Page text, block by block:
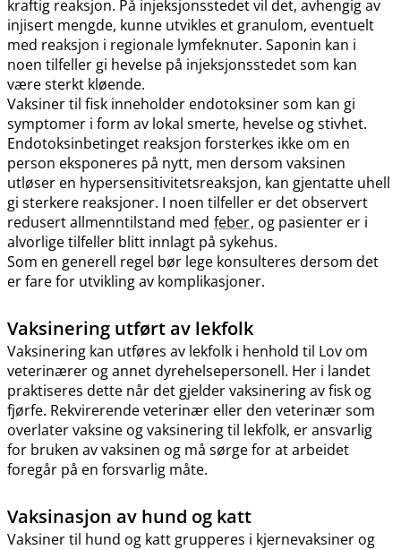
kraftig reaksjon. På injeksjonsstedet vil det, avhengig av
injisert mengde, kunne utvikles et granulom, eventuelt
med reaksjon i regionale lymfeknuter. Saponin kan i
noen tilfeller gi hevelse på injeksjonsstedet som kan
være sterkt kløende.
Vaksiner til fisk inneholder endotoksiner som kan gi
symptomer i form av lokal smerte, hevelse og stivhet.
Endotoksinbetinget reaksjon forsterkes ikke om en
person eksponeres på nytt, men dersom vaksinen
utløser en hypersensitivitetsreaksjon, kan gjentatte uhell
gi sterkere reaksjoner. I noen tilfeller er det observert
redusert allmenntilstand med feber, og pasienter er i
alvorlige tilfeller blitt innlagt på sykehus.
Som en generell regel bør lege konsulteres dersom det
er fare for utvikling av komplikasjoner.
Vaksinering utført av lekfolk
Vaksinering kan utføres av lekfolk i henhold til Lov om
veterinærer og annet dyrehelsepersonell. Her i landet
praktiseres dette når det gjelder vaksinering av fisk og
fjørfe. Rekvirerende veterinær eller den veterinær som
overlater vaksine og vaksinering til lekfolk, er ansvarlig
for bruken av vaksinen og må sørge for at arbeidet
foregår på en forsvarlig måte.
Vaksinasjon av hund og katt
Vaksiner til hund og katt grupperes i kjernevaksiner og